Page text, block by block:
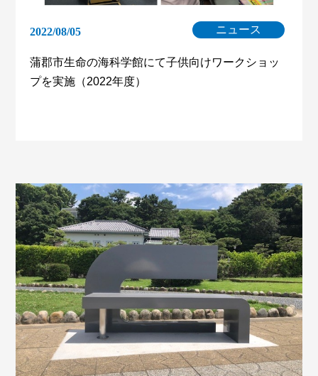
2022/08/05 ニュース
蒲郡市生命の海科学館にて子供向けワークショッ
プを実施（2022年度）